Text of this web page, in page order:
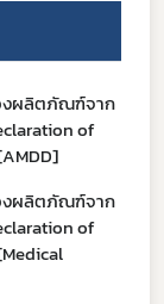
งผลิตภัณฑ์จาก
of
งผลิตภัณฑ์จาก
of